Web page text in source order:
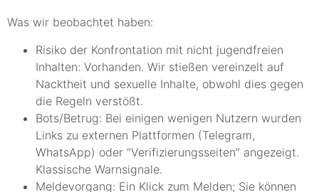
Was wir beobachtet haben:
Risiko der Konfrontation mit nicht jugendfreien
Inhalten: Vorhanden. Wir stießen vereinzelt auf
Nacktheit und sexuelle Inhalte, obwohl dies gegen
die Regeln verstößt.
Bots/Betrug: Bei einigen wenigen Nutzern wurden
Links zu externen Plattformen (Telegram,
WhatsApp) oder “Verifizierungsseiten” angezeigt.
Klassische Warnsignale.
Meldevorgang: Ein Klick zum Melden; Sie können